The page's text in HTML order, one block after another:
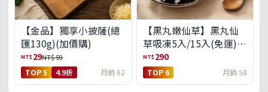
【金品】獨享小披薩(總
匯130g)(加價購)
NT$ 29NT$ 59
TOP 5 4.9折 月銷 62
【黑丸嫩仙草】黑丸仙
草吸凍5入/15入(免運)
(預購中8/14出貨)
NT$ 290
TOP 6 月銷 58